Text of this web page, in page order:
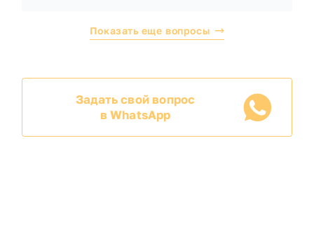
Показать еще вопросы
Задать свой вопрос
в WhatsApp